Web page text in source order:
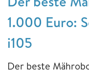
1.000 Euro:
i105
Der beste